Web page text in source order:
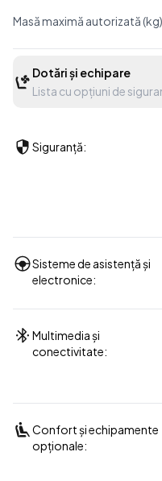
Masă maximă autorizată
Dotări și echipare
Lista cu opțiuni de
Siguranță:
Sisteme de asistență și
electronice:
Multimedia și
conectivitate:
Confort și echipamente
opționale: